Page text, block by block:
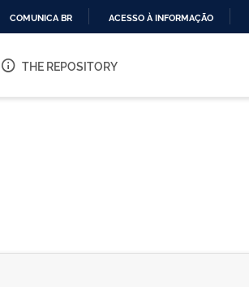
O
COMUNICA BR ACESSO À INFORMAÇÃO
THE REPOSITORY